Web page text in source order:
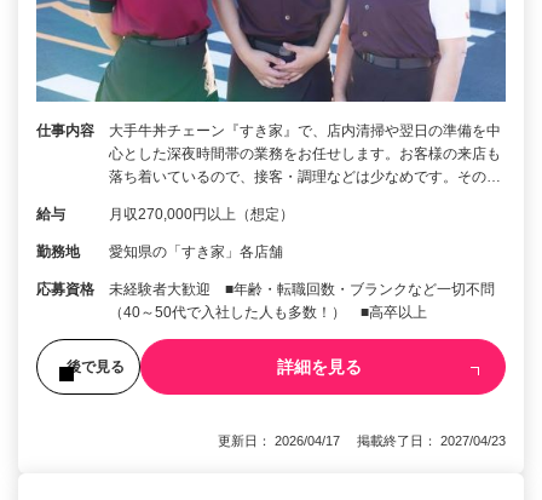
仕事内容
大手牛丼チェーン『すき家』で、店内清掃や翌日の準備を中
心とした深夜時間帯の業務をお任せします。お客様の来店も
落ち着いているので、接客・調理などは少なめです。その…
給与 月収270,000円以上（想定）
勤務地 愛知県の「すき家」各店舗
応募資格
未経験者大歓迎 ■年齢・転職回数・ブランクなど一切不問
（40～50代で入社した人も多数！） ■高卒以上
後で見る 詳細を見る
更新日： 2026/04/17 掲載終了日： 2027/04/23